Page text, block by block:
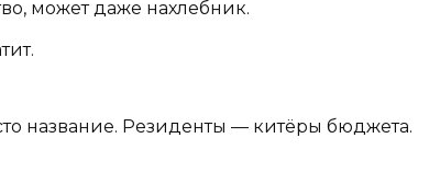
может даже нахлебник.
название. Резиденты — китёры бюджета.